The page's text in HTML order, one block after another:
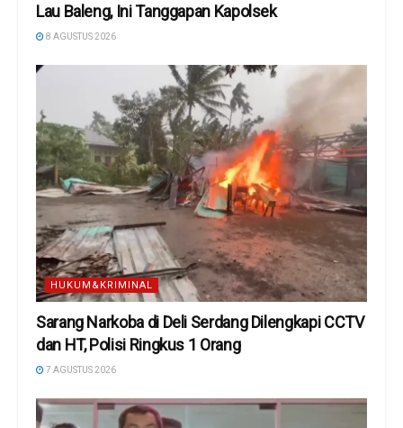
Lau Baleng, Ini Tanggapan Kapolsek
8 AGUSTUS 2026
HUKUM&KRIMINAL
Sarang Narkoba di Deli Serdang Dilengkapi CCTV
dan HT, Polisi Ringkus 1 Orang
7 AGUSTUS 2026